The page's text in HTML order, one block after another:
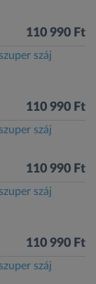
110 990 Ft
száj
110 990 Ft
száj
110 990 Ft
száj
110 990 Ft
száj